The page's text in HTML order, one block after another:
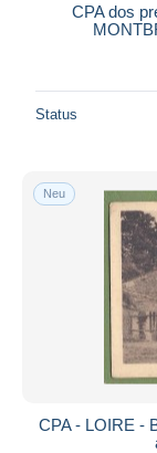
CPA dos
Status
Neu
CPA - LOIRE -